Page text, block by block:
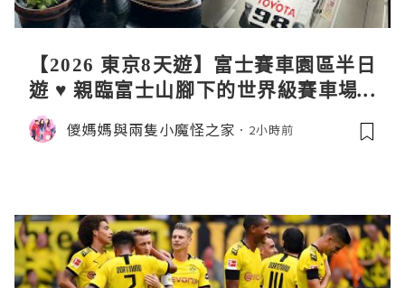
【2026 東京8天遊】富士賽車園區半日
遊 ♥ 親臨富士山腳下的世界級賽車場 F
uji SpeedWay。參觀富士賽車博物
館。到觀景餐廳邊觀賞賽車邊嘆午餐
儍媽媽與兩隻小魔怪之家 2小時前